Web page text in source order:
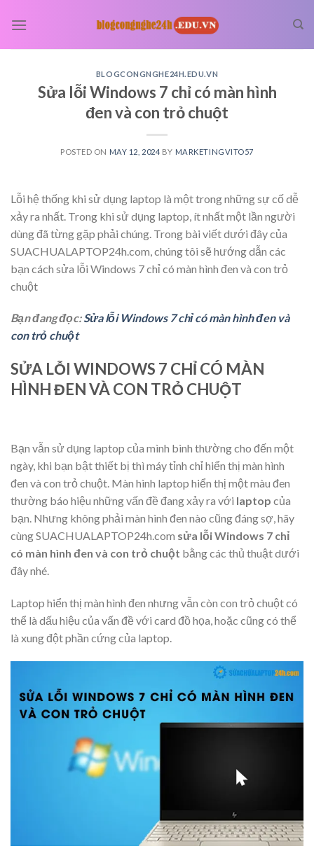
BLOGCONGNGHE24H.EDU.VN
Sửa lỗi Windows 7 chỉ có màn hình
đen và con trỏ chuột
POSTED ON MAY 12, 2024 BY MARKETINGVITO57
Lỗi hệ thống khi sử dụng laptop là một trong những sự cố dễ
xảy ra nhất. Trong khi sử dụng laptop, ít nhất một lần người
dùng đã từng gặp phải chúng. Trong bài viết dưới đây của
SUACHUALAPTOP24h.com, chúng tôi sẽ hướng dẫn các
bạn cách sửa lỗi Windows 7 chỉ có màn hình đen và con trỏ
chuột
Bạn đang đọc:Sửa lỗi Windows 7 chỉ có màn hình đen và
con trỏ chuột
SỬA LỖI WINDOWS 7 CHỈ CÓ MÀN
HÌNH ĐEN VÀ CON TRỎ CHUỘT
Bạn vẫn sử dụng laptop của mình bình thường cho đến một
ngày, khi bạn bật thiết bị thì máy tỉnh chỉ hiển thị màn hình
đen và con trỏ chuột. Màn hình laptop hiển thị một màu đen
thường báo hiệu những vấn đề đang xảy ra với laptop của
bạn. Nhưng không phải màn hình đen nào cũng đáng sợ, hãy
cùngSUACHUALAPTOP24h.com sửa lỗi Windows 7 chỉ
có màn hình đen và con trỏ chuột bằng các thủ thuật dưới
đây nhé.
Laptop hiển thị màn hình đen nhưng vẫn còn con trỏ chuột có
thể là dấu hiệu của vấn đề với card đồ họa, hoặc cũng có thể
là xung đột phần cứng của laptop.